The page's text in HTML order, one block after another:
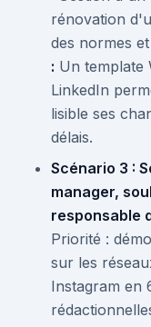
rénovation
des normes
: Un template
LinkedIn
lisible ses
délais.
Scénario 3 :
manager,
responsable
Priorité :
sur les
Instagram en